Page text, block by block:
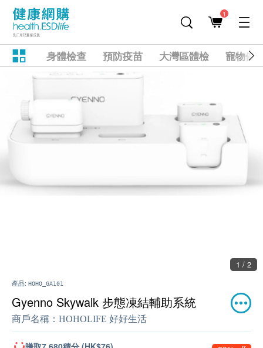
1
身體檢查 預防疫苗 大灣區體檢 寵物健
1 / 2
產品: HOHO_GA101
Gyenno Skywalk 步態凍結輔助系統
商戶名稱： HOHOLIFE 好好生活